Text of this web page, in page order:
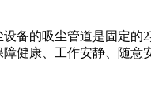
备的吸尘管道是固定的
健康、工作安静、随意